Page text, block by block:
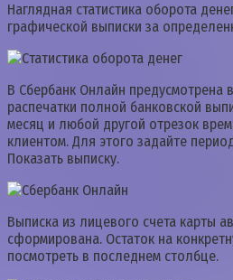
Наглядная статистика оборота
графической выписки за
В Сбербанк Онлайн предусмотрена
распечатки полной банковской
месяц и любой другой отрезок
клиентом. Для этого задайте
Показать выписку.
Выписка из лицевого счета карты
сформирована. Остаток на
посмотреть в последнем столбце.